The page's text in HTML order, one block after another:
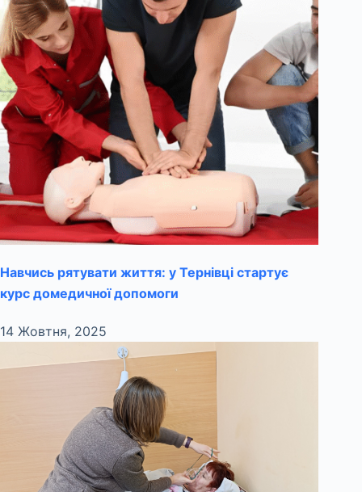
Навчись рятувати життя: у Тернівці стартує
курс домедичної допомоги
14 Жовтня, 2025